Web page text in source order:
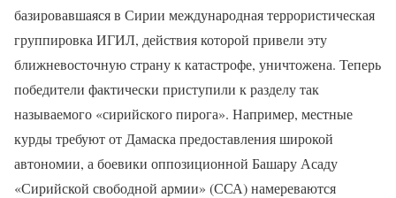
базировавшаяся в Сирии международная террористическая
группировка ИГИЛ, действия которой привели эту
ближневосточную страну к катастрофе, уничтожена. Теперь
победители фактически приступили к разделу так
называемого «сирийского пирога». Например, местные
курды требуют от Дамаска предоставления широкой
автономии, а боевики оппозиционной Башару Асаду
«Сирийской свободной армии» (ССА) намереваются